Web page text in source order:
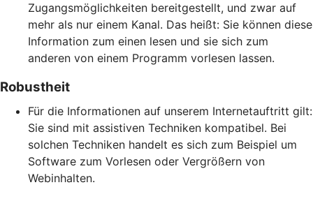
Zugangsmöglichkeiten bereitgestellt, und zwar auf
mehr als nur einem Kanal. Das heißt: Sie können diese
Information zum einen lesen und sie sich zum
anderen von einem Programm vorlesen lassen.
Robustheit
Für die Informationen auf unserem Internetauftritt gilt:
Sie sind mit assistiven Techniken kompatibel. Bei
solchen Techniken handelt es sich zum Beispiel um
Software zum Vorlesen oder Vergrößern von
Webinhalten.